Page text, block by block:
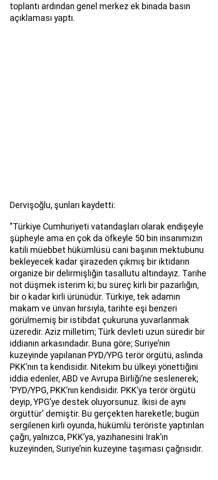
toplantı ardından genel merkez ek binada basın
açıklaması yaptı.
Dervişoğlu, şunları kaydetti:
"Türkiye Cumhuriyeti vatandaşları olarak endişeyle
şüpheyle ama en çok da öfkeyle 50 bin insanımızın
katili müebbet hükümlüsü cani başının mektubunu
bekleyecek kadar şirazeden çıkmış bir iktidarın
organize bir delirmişliğin tasallutu altındayız. Tarihe
not düşmek isterim ki; bu süreç kirli bir pazarlığın,
bir o kadar kirli ürünüdür. Türkiye, tek adamın
makam ve ünvan hırsıyla, tarihte eşi benzeri
görülmemiş bir istibdat çukuruna yuvarlanmak
üzeredir. Aziz milletim; Türk devleti uzun süredir bir
iddianın arkasındadır. Buna göre; Suriye’nin
kuzeyinde yapılanan PYD/YPG terör örgütü, aslında
PKK’nın ta kendisidir. Nitekim bu ülkeyi yönettiğini
iddia edenler, ABD ve Avrupa Birliği’ne seslenerek;
'PYD/YPG, PKK’nın kendisidir. PKK’ya terör örgütü
deyip, YPG’ye destek oluyorsunuz. İkisi de aynı
örgüttür' demiştir. Bu gerçekten hareketle; bugün
sergilenen kirli oyunda, hükümlü teröriste yaptırılan
çağrı, yalnızca, PKK’ya, yazıhanesini Irak’ın
kuzeyinden, Suriye’nin kuzeyine taşıması çağrısıdır.